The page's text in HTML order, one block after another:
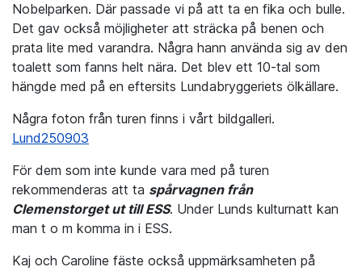
Nobelparken. Där passade vi på att ta en fika och bulle.
Det gav också möjligheter att sträcka på benen och
prata lite med varandra. Några hann använda sig av den
toalett som fanns helt nära. Det blev ett 10-tal som
hängde med på en eftersits Lundabryggeriets ölkällare.
Några foton från turen finns i vårt bildgalleri.
Lund250903
För dem som inte kunde vara med på turen
rekommenderas att ta spårvagnen från
Clemenstorget ut till ESS. Under Lunds kulturnatt kan
man t o m komma in i ESS.
Kaj och Caroline fäste också uppmärksamheten på